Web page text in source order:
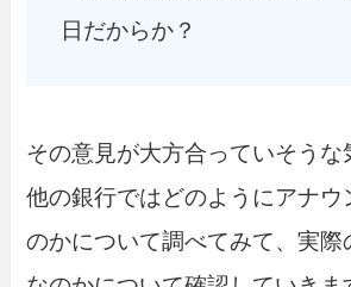
日だからか？
その意見が大方合っていそうな
他の銀行ではどのようにアナウ
のかについて調べてみて、実際